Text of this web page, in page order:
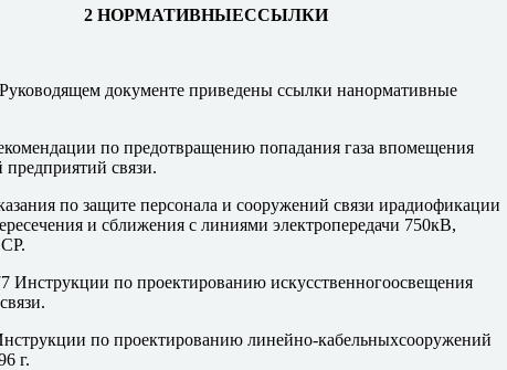
2 НОРМАТИВНЫЕССЫЛКИ
документе приведены ссылки нанормативные
по предотвращению попадания газа впомещения
предприятий связи.
по защите персонала и сооружений связи ирадиофикации
и сближения с линиями электропередачи 750кВ,
Инструкции по проектированию искусственногоосвещения
по проектированию линейно-кабельныхсооружений
г.